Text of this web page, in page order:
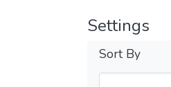
Settings
Sort By